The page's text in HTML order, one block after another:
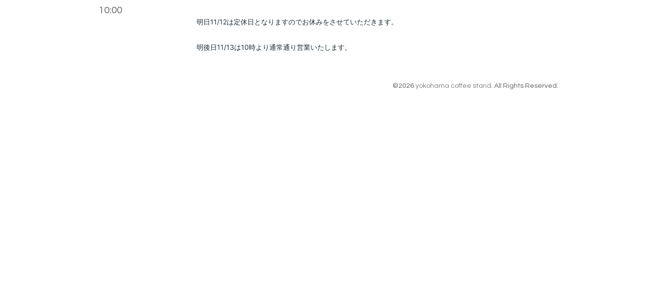
10:00
明日11/12は定休日となりますのでお休みをさせていただきます。
明後日11/13は10時より通常通り営業いたします。
©2026 yokohama coffee stand . All Rights Reserved.